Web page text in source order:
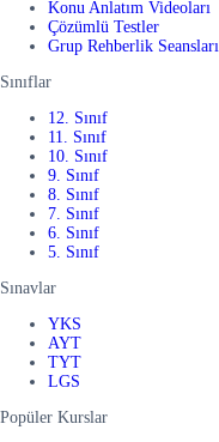
Konu Anlatım Videoları
Çözümlü Testler
Grup Rehberlik Seansları
Sınıflar
12. Sınıf
11. Sınıf
10. Sınıf
9. Sınıf
8. Sınıf
7. Sınıf
6. Sınıf
5. Sınıf
Sınavlar
YKS
AYT
TYT
LGS
Popüler Kurslar